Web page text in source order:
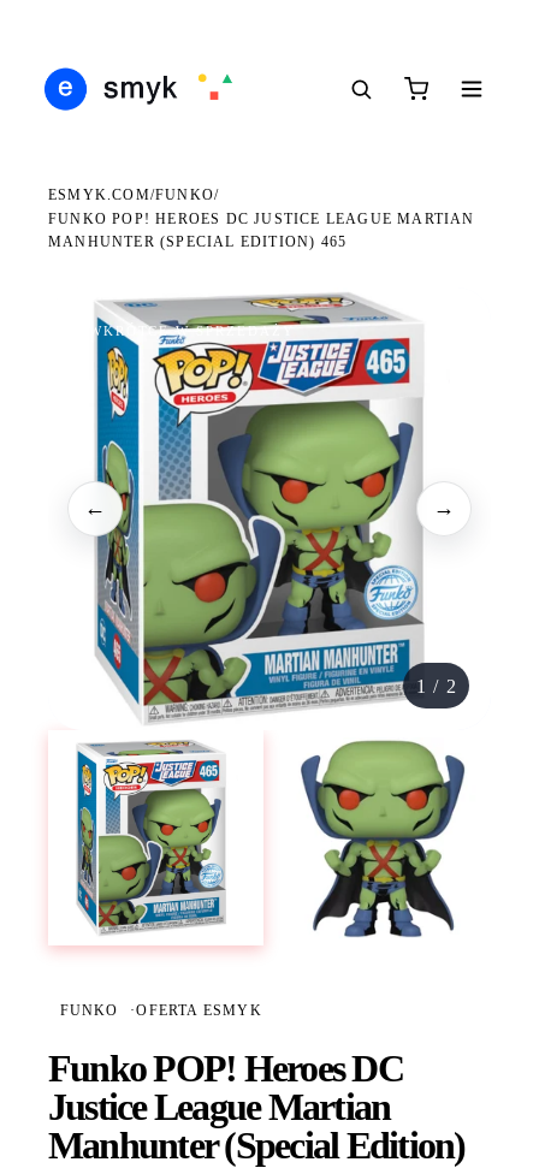
ESMYK.COM/FUNKO/
FUNKO POP! HEROES DC JUSTICE LEAGUE MARTIAN
MANHUNTER (SPECIAL EDITION) 465
WKRÓTCE W SPRZEDAŻY
← →
1 / 2
FUNKO ·OFERTA ESMYK
Funko POP! Heroes DC
Justice League Martian
Manhunter (Special Edition)